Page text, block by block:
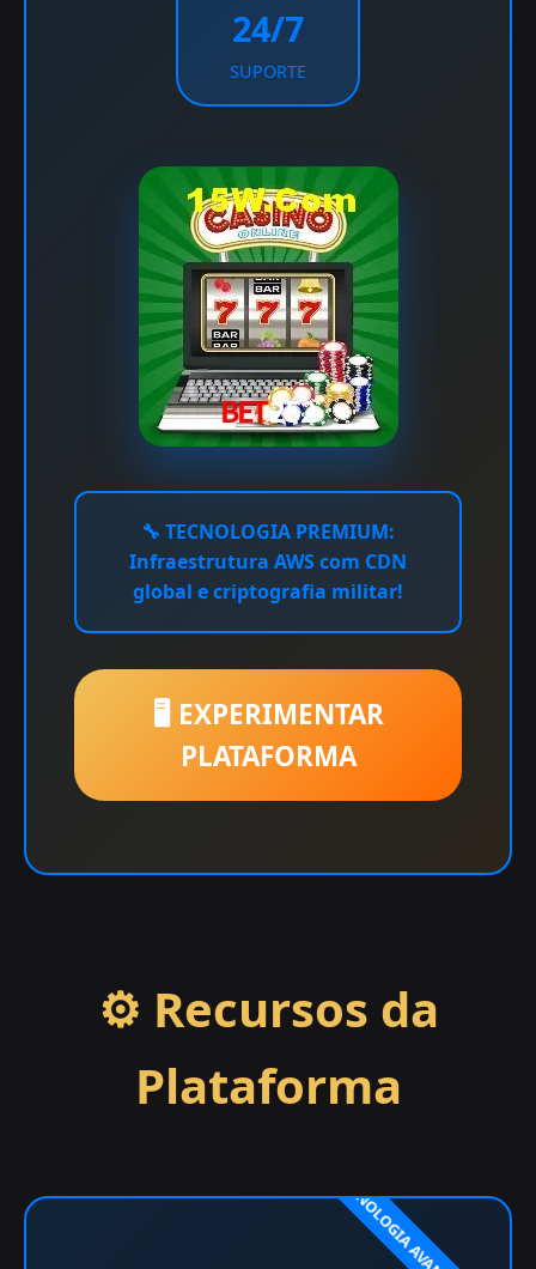
24/7
SUPORTE
🔧 TECNOLOGIA PREMIUM:
Infraestrutura AWS com CDN
global e criptografia militar!
🖥️ EXPERIMENTAR
PLATAFORMA
⚙️ Recursos da
Plataforma